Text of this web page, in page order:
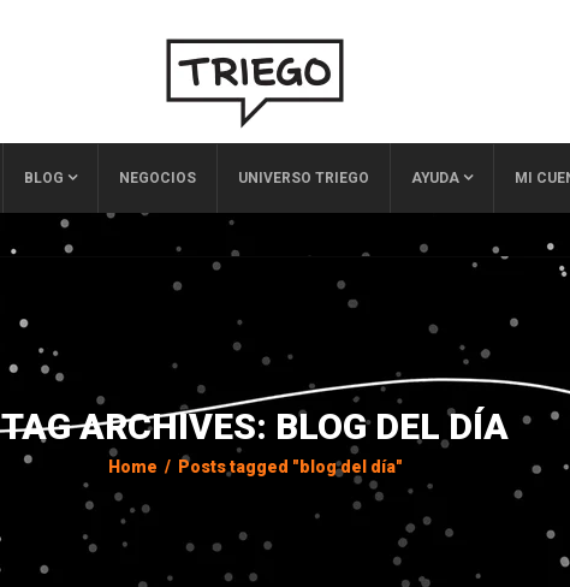
BLOG NEGOCIOS UNIVERSO TRIEGO AYUDA MI
TAG ARCHIVES: BLOG DEL DÍA
Home / Posts tagged "blog del día"